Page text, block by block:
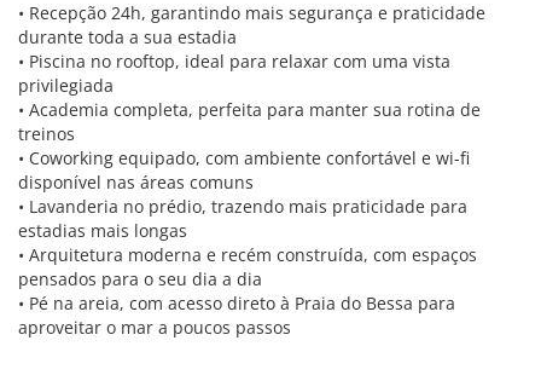
• Recepção 24h, garantindo mais segurança e praticidade
durante toda a sua estadia
• Piscina no rooftop, ideal para relaxar com uma vista
privilegiada
• Academia completa, perfeita para manter sua rotina de
treinos
• Coworking equipado, com ambiente confortável e wi-fi
disponível nas áreas comuns
• Lavanderia no prédio, trazendo mais praticidade para
estadias mais longas
• Arquitetura moderna e recém construída, com espaços
pensados para o seu dia a dia
• Pé na areia, com acesso direto à Praia do Bessa para
aproveitar o mar a poucos passos